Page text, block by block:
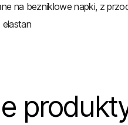
na bezniklowe napki, z
elastan